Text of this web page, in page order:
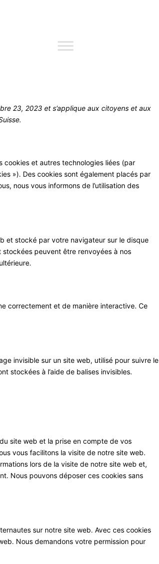
23, 2023 et s’applique aux citoyens et aux
cookies et autres technologies liées (par
»). Des cookies sont également placés par
nous vous informons de l’utilisation des
et stocké par votre navigateur sur le disque
peuvent être renvoyées à nos
correctement et de manière interactive. Ce
invisible sur un site web, utilisé pour suivre le
stockées à l’aide de balises invisibles.
site web et la prise en compte de vos
vous facilitons la visite de notre site web.
lors de la visite de notre site web et,
Nous pouvons déposer ces cookies sans
sur notre site web. Avec ces cookies
Nous demandons votre permission pour